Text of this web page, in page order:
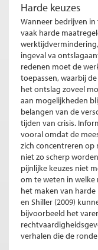
Harde keuzes
Wanneer bedrijven
vaak harde
ingeval va
redenen moet de
toepassen, waarbij
het ontslag zoveel
aan mogelijkheden
belangen van de
tijden van crisis.
vooral omdat de
zich concentreren op
niet zo scherp
pijnlijke keuzes niet
om te weten in welke
het maken van
en Shiller (2009)
bijvoorbeeld het
verhalen die de